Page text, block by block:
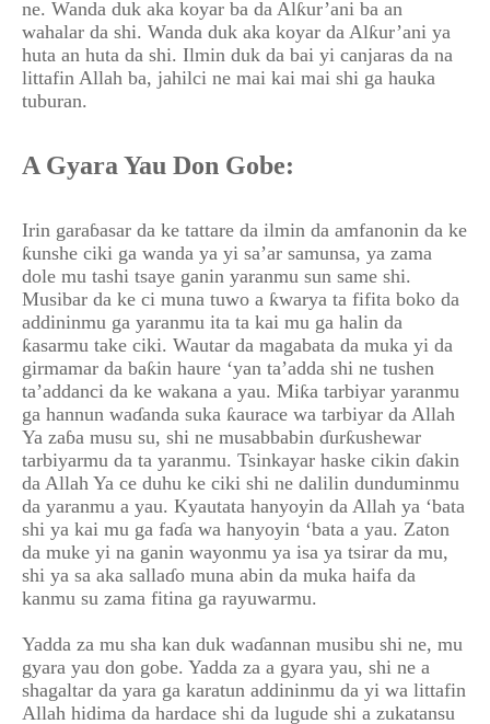
ne. Wanda duk aka koyar ba da Alƙur’ani ba an
wahalar da shi. Wanda duk aka koyar da Alƙur’ani ya
huta an huta da shi. Ilmin duk da bai yi canjaras da na
littafin Allah ba, jahilci ne mai kai mai shi ga hauka
tuburan.
A Gyara Yau Don Gobe:
Irin garaɓasar da ke tattare da ilmin da amfanonin da ke
ƙunshe ciki ga wanda ya yi sa’ar samunsa, ya zama
dole mu tashi tsaye ganin yaranmu sun same shi.
Musibar da ke ci muna tuwo a ƙwarya ta fifita boko da
addininmu ga yaranmu ita ta kai mu ga halin da
ƙasarmu take ciki. Wautar da magabata da muka yi da
girmamar da baƙin haure ‘yan ta’adda shi ne tushen
ta’addanci da ke wakana a yau. Miƙa tarbiyar yaranmu
ga hannun waɗanda suka ƙaurace wa tarbiyar da Allah
Ya zaɓa musu su, shi ne musabbabin ɗurƙushewar
tarbiyarmu da ta yaranmu. Tsinkayar haske cikin ɗakin
da Allah Ya ce duhu ke ciki shi ne dalilin dunduminmu
da yaranmu a yau. Kyautata hanyoyin da Allah ya ‘bata
shi ya kai mu ga faɗa wa hanyoyin ‘bata a yau. Zaton
da muke yi na ganin wayonmu ya isa ya tsirar da mu,
shi ya sa aka sallaɗo muna abin da muka haifa da
kanmu su zama fitina ga rayuwarmu.
Yadda za mu sha kan duk waɗannan musibu shi ne, mu
gyara yau don gobe. Yadda za a gyara yau, shi ne a
shagaltar da yara ga karatun addininmu da yi wa littafin
Allah hidima da hardace shi da lugude shi a zukatansu